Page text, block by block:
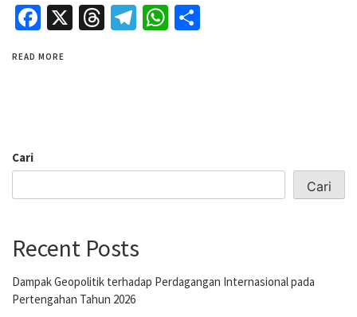
Facebook
X Threads
Telegram
WhatsApp
READ MORE
Cari
Cari
Recent Posts
Dampak Geopolitik terhadap Perdagangan Internasional pada
Pertengahan Tahun 2026